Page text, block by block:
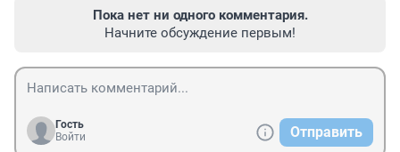
Пока нет ни одного комментария.
Начните обсуждение первым!
Гость
Войти
Отправить